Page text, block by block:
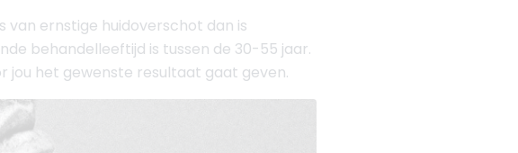
van ernstige huidoverschot dan is
behandelleeftijd is tussen de 30-55 jaar.
jou het gewenste resultaat gaat geven.